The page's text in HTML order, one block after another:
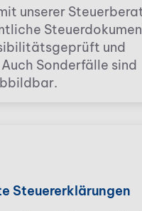
unserer
und
Sonderfälle sind
Steuererklärungen